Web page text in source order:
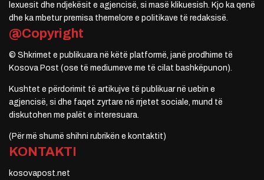
lexuesit dhe ndjekësit e agjencisë, si masë klikuesish. Kjo ka qenë
dhe ka mbetur premisa themelore e politikave të redaksisë.
@Copyright
© Shkrimet e publikuara në këtë platformë, janë prodhime të
Kosova Post (ose të mediumeve me të cilat bashkëpunon).
Kushtet e përdorimit të artikujve të publikuar në uebin e
agjencisë, si dhe faqet zyrtare në rrjetet sociale, mund të
diskutohen me palët e interesuara.
(Për më shumë shihni rubrikën e kontaktit)
KONTAKTI
kosovapost.net